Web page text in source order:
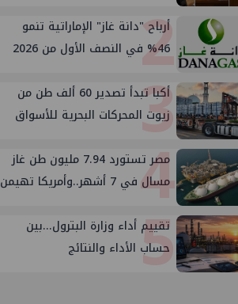
2
أرباح "دانة غاز" الإماراتية تنمو
46% في النصف الأول من 2026
3
أكبا تبدأ تصدير 60 ألف طن من
زيوت المحركات البحرية للأسواق
4
مصر تستورد 7.94 مليون طن غاز
مسال في 7 أشهر..وأمريكا تهيمن
5
تقييم أداء وزارة البترول...بين
حساب الأداء والنتائج